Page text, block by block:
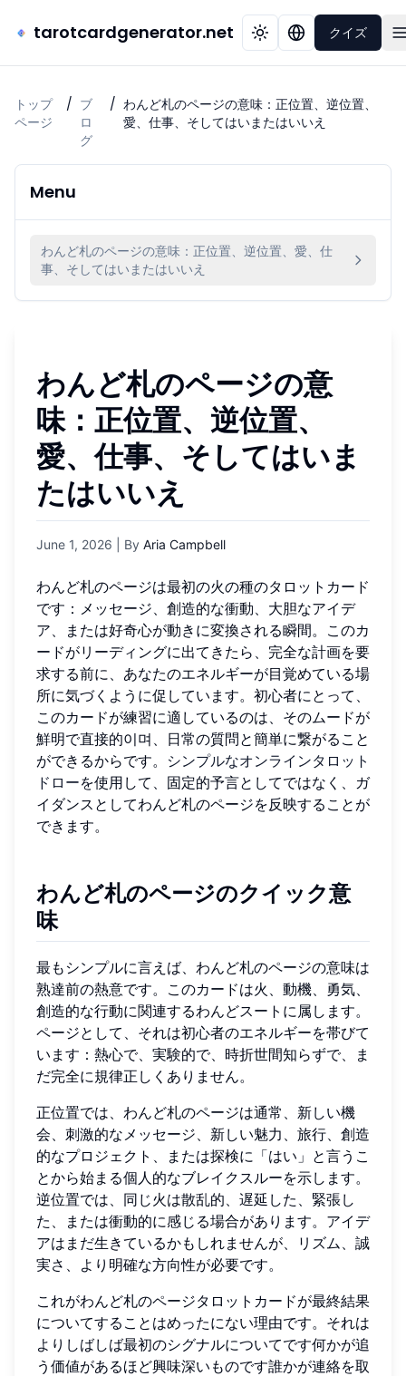
tarotcardgenerator.net クイズ
トップ
ページ
/ ブ
ロ
グ
/ わんど札のページの意味：正位置、逆位置、
愛、仕事、そしてはいまたはいいえ
Menu
わんど札のページの意味：正位置、逆位置、愛、仕
事、そしてはいまたはいいえ
わんど札のページの意
味：正位置、逆位置、
愛、仕事、そしてはいま
たはいいえ
June 1, 2026 | By Aria Campbell
わんど札のページは最初の火の種のタロットカード
です：メッセージ、創造的な衝動、大胆なアイデ
ア、または好奇心が動きに変換される瞬間。このカ
ードがリーディングに出てきたら、完全な計画を要
求する前に、あなたのエネルギーが目覚めている場
所に気づくように促しています。初心者にとって、
このカードが練習に適しているのは、そのムードが
鮮明で直接的이며、日常の質問と簡単に繋がること
ができるからです。 シンプルなオンラインタロット
ドローを使用して、固定的予言としてではなく、ガ
イダンスとしてわんど札のページを反映することが
できます。
わんど札のページのクイック意
味
最もシンプルに言えば、わんど札のページの意味は
熟達前の熱意です。このカードは火、動機、勇気、
創造的な行動に関連するわんどスートに属します。
ページとして、それは初心者のエネルギーを帯びて
います：熱心で、実験的で、時折世間知らずで、ま
だ完全に規律正しくありません。
正位置では、わんど札のページは通常、新しい機
会、刺激的なメッセージ、新しい魅力、旅行、創造
的なプロジェクト、または探検に「はい」と言うこ
とから始まる個人的なブレイクスルーを示します。
逆位置では、同じ火は散乱的、遅延した、緊張し
た、または衝動的に感じる場合があります。アイデ
アはまだ生きているかもしれませんが、リズム、誠
実さ、より明確な方向性が必要です。
これがわんど札のページタロットカードが最終結果
についてすることはめったにない理由です。それは
よりしばしば最初のシグナルについてです何かが追
う価値があるほど興味深いものです誰かが連絡を取